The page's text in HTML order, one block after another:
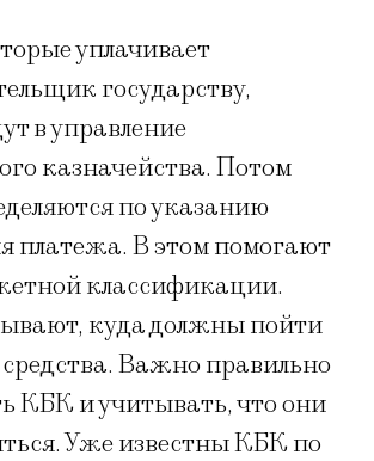
уплачивает
государству,
в управление
казначейства. Потом
по указанию
платежа. В этом помогают
классификации.
куда должны пойти
Важно правильно
КБК и учитывать, что они
Уже известны КБК по